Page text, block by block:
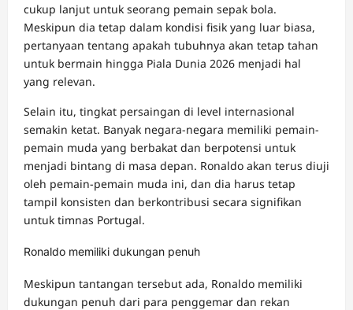
cukup lanjut untuk seorang pemain sepak bola.
Meskipun dia tetap dalam kondisi fisik yang luar biasa,
pertanyaan tentang apakah tubuhnya akan tetap tahan
untuk bermain hingga Piala Dunia 2026 menjadi hal
yang relevan.
Selain itu, tingkat persaingan di level internasional
semakin ketat. Banyak negara-negara memiliki pemain-
pemain muda yang berbakat dan berpotensi untuk
menjadi bintang di masa depan. Ronaldo akan terus diuji
oleh pemain-pemain muda ini, dan dia harus tetap
tampil konsisten dan berkontribusi secara signifikan
untuk timnas Portugal.
Ronaldo memiliki dukungan penuh
Meskipun tantangan tersebut ada, Ronaldo memiliki
dukungan penuh dari para penggemar dan rekan